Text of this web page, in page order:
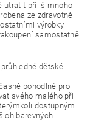
utratit příliš mnoho
ze zdravotně
výrobky.
samostatně
dětské
pohodlné pro
svého malého při
dostupným
barevných